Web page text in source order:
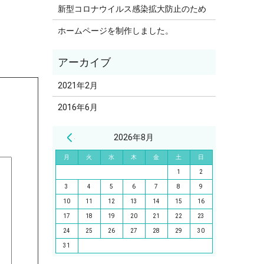
新型コロナウイルス感染拡大防止のため
ホームページを制作しました。
2021年2月
2016年6月
2026年8月
月 火 水 木 金 土 日
1 2
3 4 5 6 7 8 9
10 11 12 13 14 15 16
17 18 19 20 21 22 23
24 25 26 27 28 29 30
31